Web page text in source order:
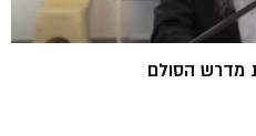
מדרש הסולם